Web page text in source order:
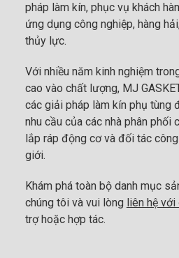
pháp làm kín, phục vụ khách
ứng dụng công nghiệp, hàng
thủy lực.
Với nhiều năm kinh nghiệm
cao vào chất lượng, MJ
các giải pháp làm kín phụ tùng
nhu cầu của các nhà phân phối
lắp ráp động cơ và đối tác
giới.
Khám phá toàn bộ danh mục
chúng tôi và vui lòng liên hệ
trợ hoặc hợp tác.